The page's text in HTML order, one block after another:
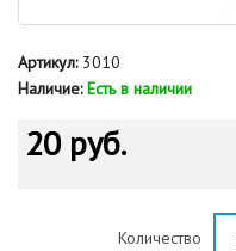
Артикул:3010
Наличие: Есть в наличии
20 руб.
Количество